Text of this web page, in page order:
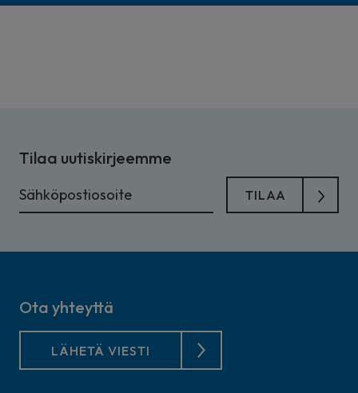
Tilaa uutiskirjeemme
Ota yhteyttä
LÄHETÄ VIESTI